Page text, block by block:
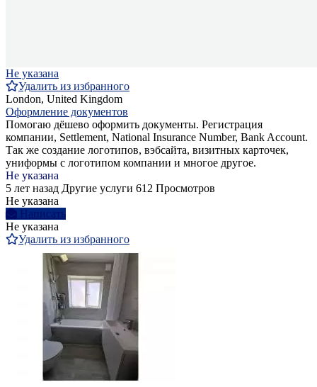
Не указана
Удалить из избранного
London, United Kingdom
Оформление документов
Помогаю дёшево оформить документы. Регистрация
компании, Settlement, National Insurance Number, Bank Account.
Так же создание логотипов, вэбсайта, визитных карточек,
униформы с логотипом компании и многое другое.
Не указана
5 лет назад Другие услуги 612 Просмотров
Не указана
Написать
Не указана
Удалить из избранного